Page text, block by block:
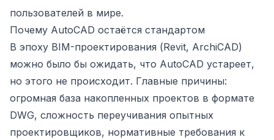
пользователей в мире.
Почему AutoCAD остаётся стандартом
В эпоху BIM-проектирования (Revit, ArchiCAD)
можно было бы ожидать, что AutoCAD устареет,
но этого не происходит. Главные причины:
огромная база накопленных проектов в формате
DWG, сложность переучивания опытных
проектировщиков, нормативные требования к